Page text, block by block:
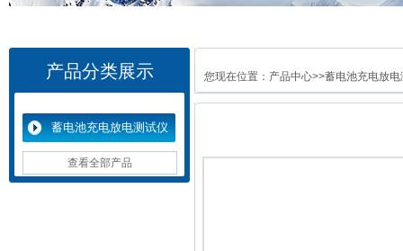
产品分类展示
蓄电池充电放电测试仪
查看全部产品
您现在位置： 产品中心>>蓄电池充电放电